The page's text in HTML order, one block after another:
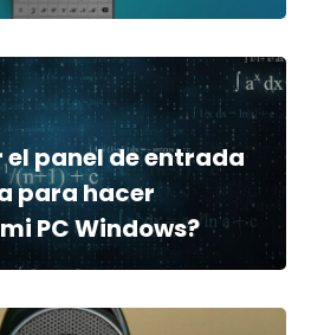
el panel de entrada
para hacer
PC Windows?